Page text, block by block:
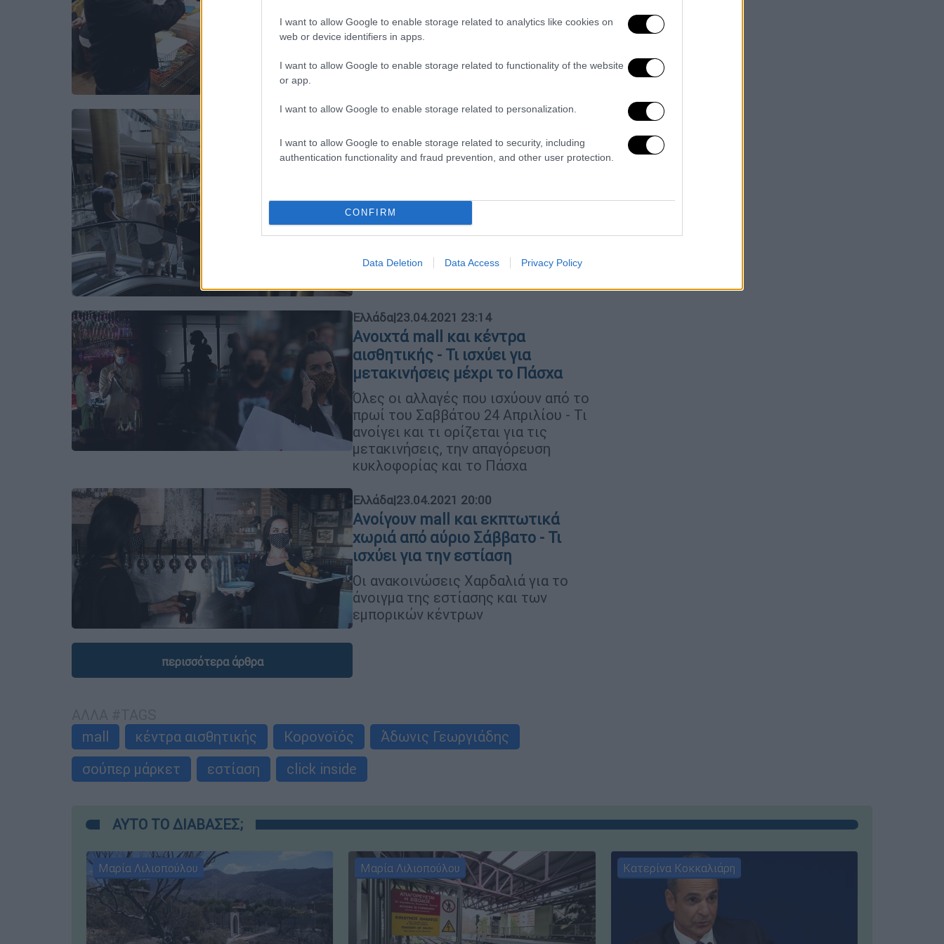
I want to allow Google to enable storage related to analytics like cookies on
web or device identifiers in apps.
I want to allow Google to enable storage related to functionality of the website
or app.
I want to allow Google to enable storage related to personalization.
I want to allow Google to enable storage related to security, including
authentication functionality and fraud prevention, and other user protection.
CONFIRM
Data Deletion Data Access Privacy Policy
Τι είδε και τι διαπίστωσε ο υπουργός
Άδωνις Γεωργιάδης κατά την
Ελλάδα|24.04.2021 08:21
αισθητικής με click inside
Οι αλλαγές που ισχύουν από το πρωί
Ελλάδα|23.04.2021 23:14
Ανοιχτά mall και κέντρα
αισθητικής - Τι ισχύει για
μετακινήσεις μέχρι το Πάσχα
Όλες οι αλλαγές που ισχύουν από το
πρωί του Σαββάτου 24 Απριλίου - Τι
ανοίγει και τι ορίζεται για τις
μετακινήσεις, την απαγόρευση
κυκλοφορίας και το Πάσχα
Ελλάδα|23.04.2021 20:00
Ανοίγουν mall και εκπτωτικά
χωριά από αύριο Σάββατο - Τι
ισχύει για την εστίαση
Οι ανακοινώσεις Χαρδαλιά για το
άνοιγμα της εστίασης και των
εμπορικών κέντρων
περισσότερα άρθρα
mall
κέντρα αισθητικής Κορονοϊός
Άδωνις Γεωργιάδης
σούπερ μάρκετ
εστίαση click inside
ΑΥΤΟ ΤΟ ΔΙΑΒΑΣΕΣ;
Μαρία Λιλιοπούλου Μαρία Λιλιοπούλου Κατερίνα Κοκκαλιάρη